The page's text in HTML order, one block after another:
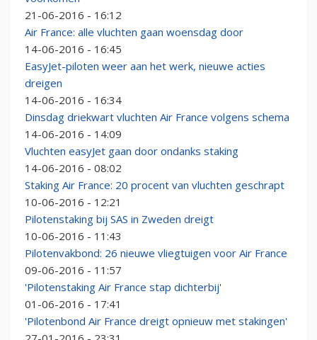
21-06-2016 - 16:12
Air France: alle vluchten gaan woensdag door
14-06-2016 - 16:45
EasyJet-piloten weer aan het werk, nieuwe acties
dreigen
14-06-2016 - 16:34
Dinsdag driekwart vluchten Air France volgens schema
14-06-2016 - 14:09
Vluchten easyJet gaan door ondanks staking
14-06-2016 - 08:02
Staking Air France: 20 procent van vluchten geschrapt
10-06-2016 - 12:21
Pilotenstaking bij SAS in Zweden dreigt
10-06-2016 - 11:43
Pilotenvakbond: 26 nieuwe vliegtuigen voor Air France
09-06-2016 - 11:57
'Pilotenstaking Air France stap dichterbij'
01-06-2016 - 17:41
'Pilotenbond Air France dreigt opnieuw met stakingen'